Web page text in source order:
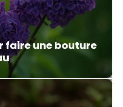
faire une bouture